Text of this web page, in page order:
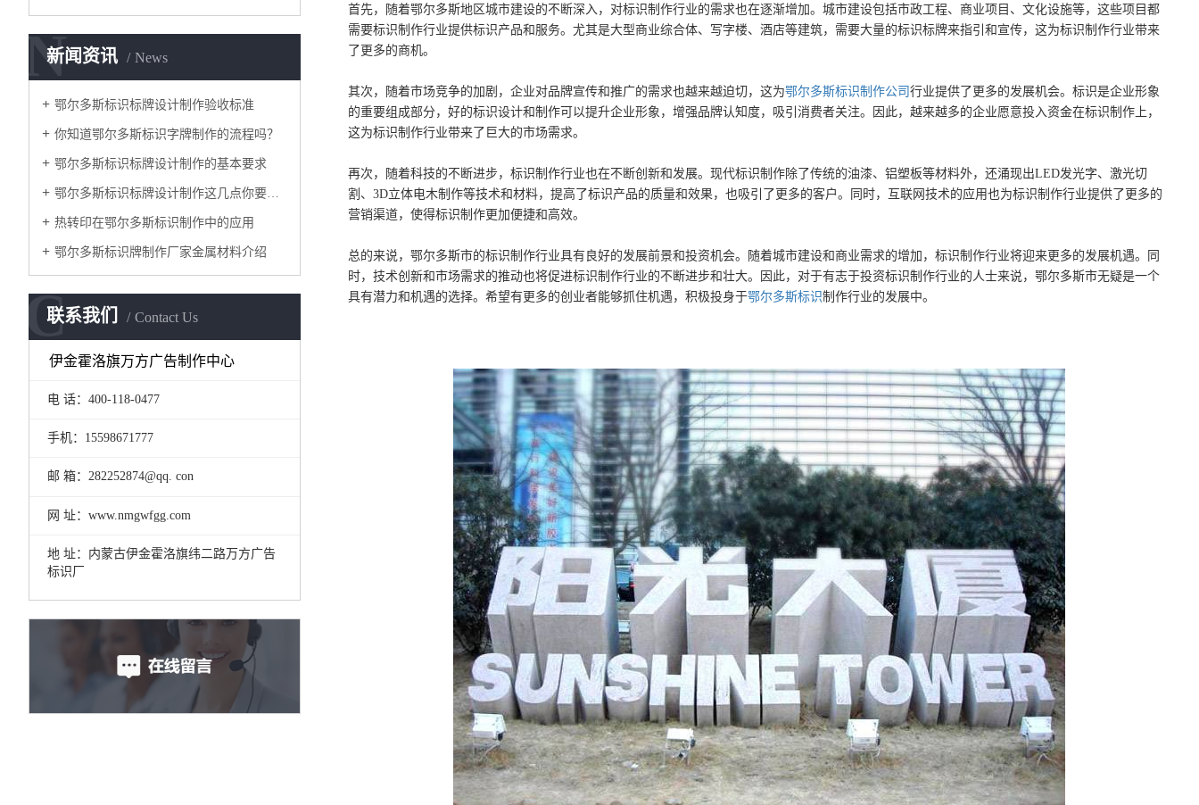
新闻资讯 News
N
鄂尔多斯标识标牌设计制作验收标准
你知道鄂尔多斯标识字牌制作的流程吗？
鄂尔多斯标识标牌设计制作的基本要求
鄂尔多斯标识标牌设计制作这几点你要了解
热转印在鄂尔多斯标识制作中的应用
鄂尔多斯标识牌制作厂家金属材料介绍
联系我们 Contact Us
C
伊金霍洛旗万方广告制作中心
电 话：400-118-0477
手机：15598671777
邮 箱：282252874@qq. con
网 址：www.nmgwfgg.com
地 址：内蒙古伊金霍洛旗纬二路万方广告
标识厂
首先，随着鄂尔多斯地区城市建设的不断深入，对标识制作行业的需求也在逐渐增加。城市建设包括市政工程、商业项目、文化设施等，这些项目都
需要标识制作行业提供标识产品和服务。尤其是大型商业综合体、写字楼、酒店等建筑，需要大量的标识标牌来指引和宣传，这为标识制作行业带来
了更多的商机。
其次，随着市场竞争的加剧，企业对品牌宣传和推广的需求也越来越迫切，这为鄂尔多斯标识制作公司行业提供了更多的发展机会。标识是企业形象
的重要组成部分，好的标识设计和制作可以提升企业形象，增强品牌认知度，吸引消费者关注。因此，越来越多的企业愿意投入资金在标识制作上，
这为标识制作行业带来了巨大的市场需求。
再次，随着科技的不断进步，标识制作行业也在不断创新和发展。现代标识制作除了传统的油漆、铝塑板等材料外，还涌现出LED发光字、激光切
割、3D立体电木制作等技术和材料，提高了标识产品的质量和效果，也吸引了更多的客户。同时，互联网技术的应用也为标识制作行业提供了更多的
营销渠道，使得标识制作更加便捷和高效。
总的来说，鄂尔多斯市的标识制作行业具有良好的发展前景和投资机会。随着城市建设和商业需求的增加，标识制作行业将迎来更多的发展机遇。同
时，技术创新和市场需求的推动也将促进标识制作行业的不断进步和壮大。因此，对于有志于投资标识制作行业的人士来说，鄂尔多斯市无疑是一个
具有潜力和机遇的选择。希望有更多的创业者能够抓住机遇，积极投身于鄂尔多斯标识制作行业的发展中。